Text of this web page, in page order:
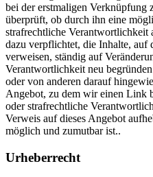
bei der erstmaligen Verknüpfung
überprüft, ob durch ihn eine
strafrechtliche Verantwortlichkeit
dazu verpflichtet, die Inhalte, auf
verweisen, ständig auf
Verantwortlichkeit neu
oder von anderen darauf
Angebot, zu dem wir einen Link
oder strafrechtliche
Verweis auf dieses Angebot
möglich und zumutbar ist..
Urheberrecht